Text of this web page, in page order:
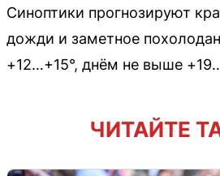
Синоптики прогнозируют
дожди и заметное
+12…+15°, днём не выше
ЧИТАЙТЕ